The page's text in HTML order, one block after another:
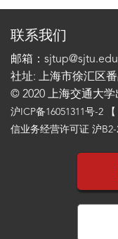
联系我们
邮箱：
社址: 上海市徐汇区
© 2020 上海交通大学
沪ICP备16051311号-2
信业务经营许可证 沪B2-